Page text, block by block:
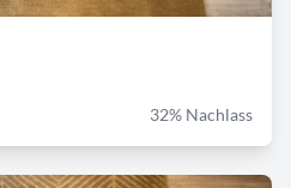
32% Nachlass